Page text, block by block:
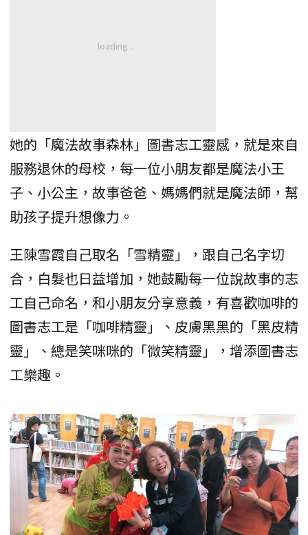
她的「魔法故事森林」圖書志工靈感，就是來自
服務退休的母校，每一位小朋友都是魔法小王
子、小公主，故事爸爸、媽媽們就是魔法師，幫
助孩子提升想像力。
王陳雪霞自己取名「雪精靈」，跟自己名字切
合，白髮也日益增加，她鼓勵每一位說故事的志
工自己命名，和小朋友分享意義，有喜歡咖啡的
圖書志工是「咖啡精靈」、皮膚黑黑的「黑皮精
靈」、總是笑咪咪的「微笑精靈」，增添圖書志
工樂趣。